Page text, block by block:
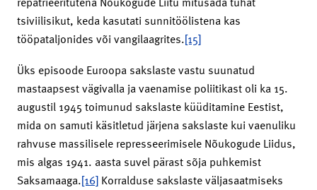
tsiviilisikut, keda kasutati sunnitöölistena kas
tööpataljonides või vangilaagrites.[15]
Üks episoode Euroopa sakslaste vastu suunatud
mastaapsest vägivalla ja vaenamise poliitikast oli ka 15.
augustil 1945 toimunud sakslaste küüditamine Eestist,
mida on samuti käsitletud järjena sakslaste kui vaenuliku
rahvuse massilisele represseerimisele Nõukogude Liidus,
mis algas 1941. aasta suvel pärast sõja puhkemist
Saksamaaga.[16] Korralduse sakslaste väljasaatmiseks